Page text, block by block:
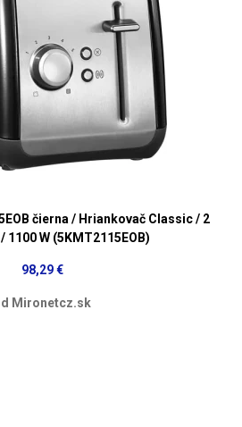
čierna / Hriankovač Classic / 2
1100 W (5KMT2115EOB)
98,29 €
Mironetcz.sk